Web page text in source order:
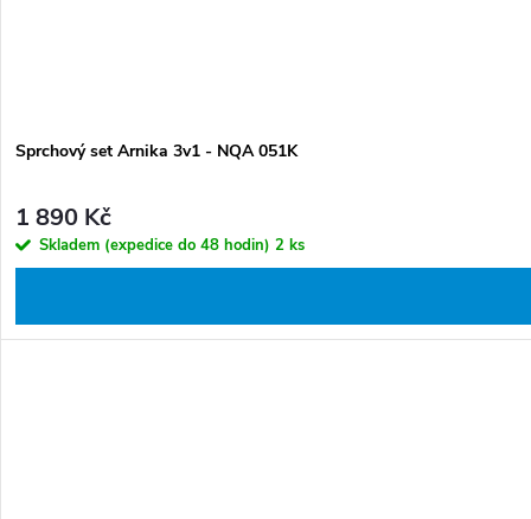
Sprchový set Arnika 3v1 - NQA 051K
1 890 Kč
Skladem (expedice do 48 hodin) 2 ks